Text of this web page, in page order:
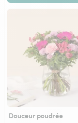
Douceur poudrée